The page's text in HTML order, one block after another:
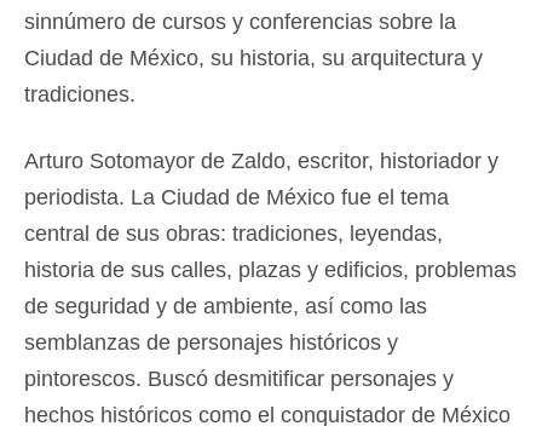
sinnúmero de cursos y conferencias sobre la
Ciudad de México, su historia, su arquitectura y
tradiciones.
Arturo Sotomayor de Zaldo, escritor, historiador y
periodista. La Ciudad de México fue el tema
central de sus obras: tradiciones, leyendas,
historia de sus calles, plazas y edificios, problemas
de seguridad y de ambiente, así como las
semblanzas de personajes históricos y
pintorescos. Buscó desmitificar personajes y
hechos históricos como el conquistador de México